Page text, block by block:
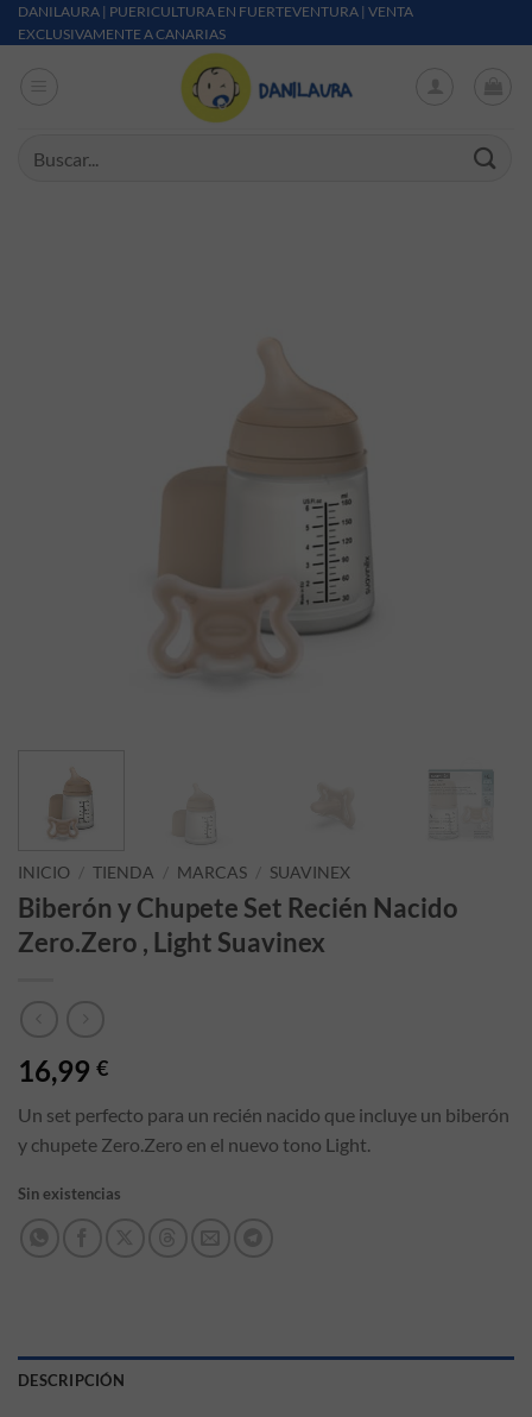
Saltar al contenido
DANILAURA | PUERICULTURA EN FUERTEVENTURA | VENTA
EXCLUSIVAMENTE A CANARIAS
INICIO / TIENDA / MARCAS / SUAVINEX
Biberón y Chupete Set Recién Nacido
Zero.Zero , Light Suavinex
16,99 €
Un set perfecto para un recién nacido que incluye un biberón
y chupete Zero.Zero en el nuevo tono Light.
Sin existencias
DESCRIPCIÓN